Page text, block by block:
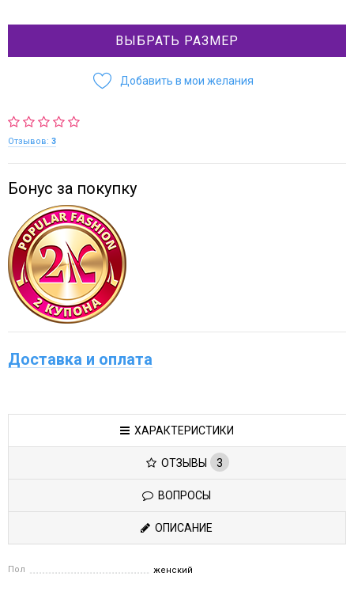
ВЫБРАТЬ РАЗМЕР
Добавить в мои желания
Отзывов: 3
Бонус за покупку
Доставка и оплата
ХАРАКТЕРИСТИКИ
ОТЗЫВЫ 3
ВОПРОСЫ
ОПИСАНИЕ
Пол женский